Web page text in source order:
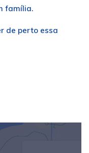
família.
de perto essa